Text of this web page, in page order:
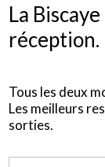
La
réception.
Tous les deux
Les meilleurs
sorties.